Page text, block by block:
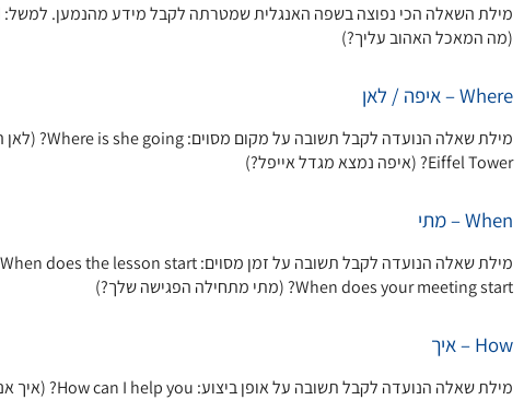
(מה המאכל האהוב עליך?)
Where – איפה / לאן
Eiffel Tower? (איפה נמצא מגדל אייפל?)
When – מתי
When does your meeting start? (מתי מתחילה הפגישה שלך?)
How – איך
מילת שאלה הנועדה לקבל תשובה על אופן ביצוע: How can I help you? (איך אני יכולה לעזור לך?)